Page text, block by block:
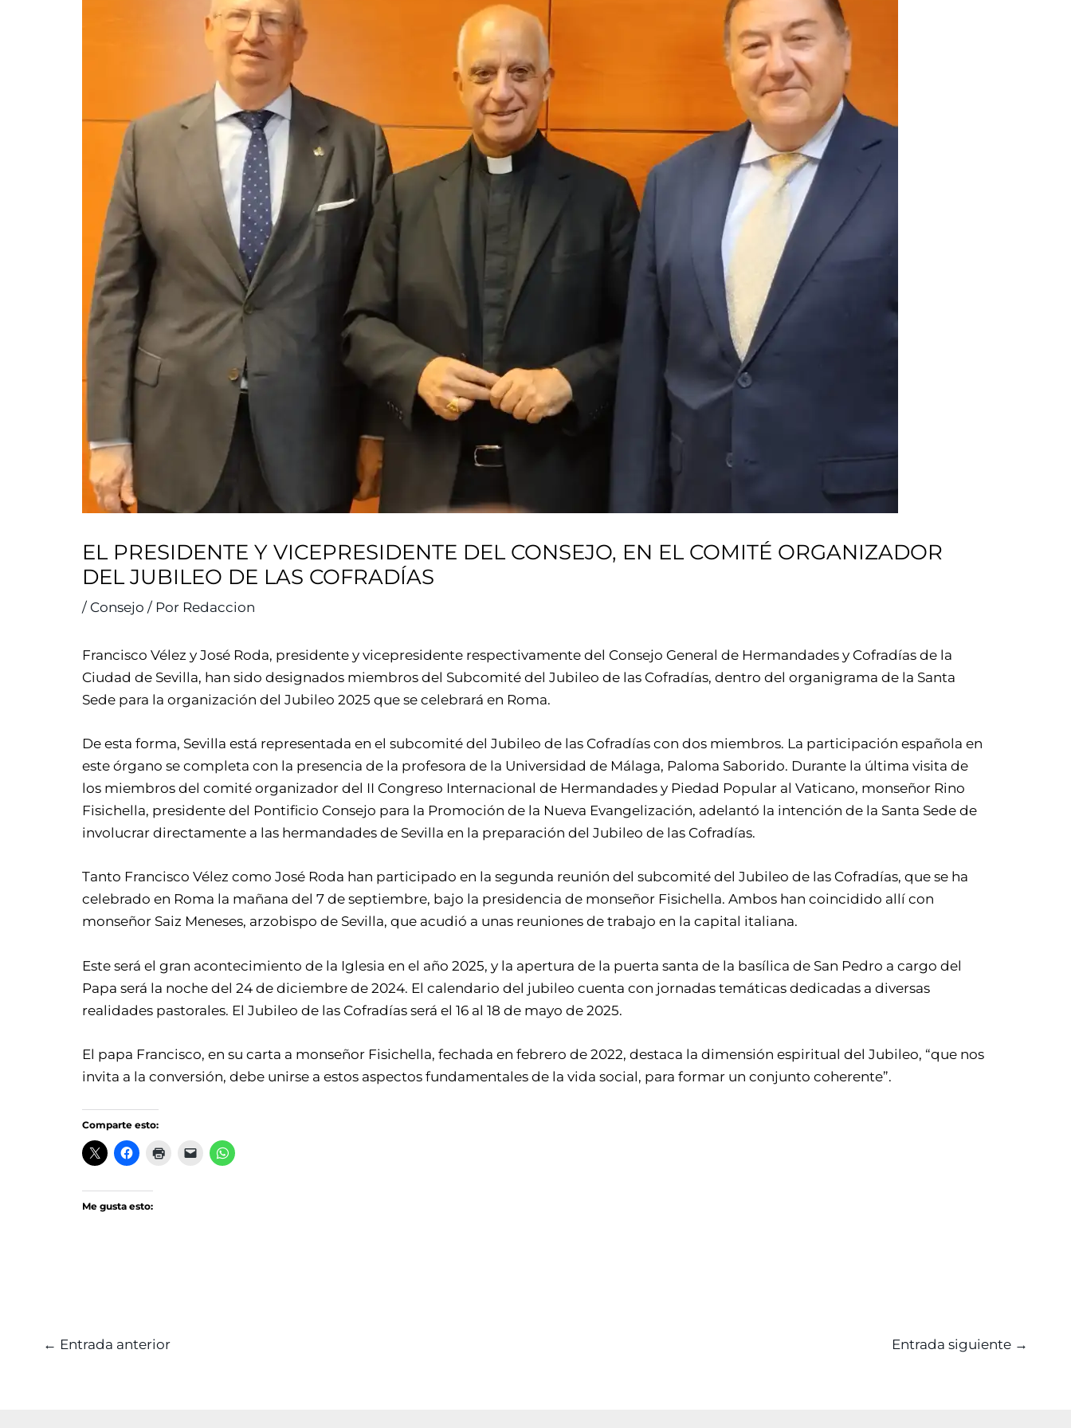
EL PRESIDENTE Y VICEPRESIDENTE DEL CONSEJO, EN EL COMITÉ ORGANIZADOR
DEL JUBILEO DE LAS COFRADÍAS
/ Consejo / Por Redaccion
Francisco Vélez y José Roda, presidente y vicepresidente respectivamente del Consejo General de Hermandades y Cofradías de la
Ciudad de Sevilla, han sido designados miembros del Subcomité del Jubileo de las Cofradías, dentro del organigrama de la Santa
Sede para la organización del Jubileo 2025 que se celebrará en Roma.
De esta forma, Sevilla está representada en el subcomité del Jubileo de las Cofradías con dos miembros. La participación española en
este órgano se completa con la presencia de la profesora de la Universidad de Málaga, Paloma Saborido. Durante la última visita de
los miembros del comité organizador del II Congreso Internacional de Hermandades y Piedad Popular al Vaticano, monseñor Rino
Fisichella, presidente del Pontificio Consejo para la Promoción de la Nueva Evangelización, adelantó la intención de la Santa Sede de
involucrar directamente a las hermandades de Sevilla en la preparación del Jubileo de las Cofradías.
Tanto Francisco Vélez como José Roda han participado en la segunda reunión del subcomité del Jubileo de las Cofradías, que se ha
celebrado en Roma la mañana del 7 de septiembre, bajo la presidencia de monseñor Fisichella. Ambos han coincidido allí con
monseñor Saiz Meneses, arzobispo de Sevilla, que acudió a unas reuniones de trabajo en la capital italiana.
Este será el gran acontecimiento de la Iglesia en el año 2025, y la apertura de la puerta santa de la basílica de San Pedro a cargo del
Papa será la noche del 24 de diciembre de 2024. El calendario del jubileo cuenta con jornadas temáticas dedicadas a diversas
realidades pastorales. El Jubileo de las Cofradías será el 16 al 18 de mayo de 2025.
El papa Francisco, en su carta a monseñor Fisichella, fechada en febrero de 2022, destaca la dimensión espiritual del Jubileo, “que nos
invita a la conversión, debe unirse a estos aspectos fundamentales de la vida social, para formar un conjunto coherente”.
Comparte esto:
Me gusta esto:
← Entrada anterior Entrada siguiente →